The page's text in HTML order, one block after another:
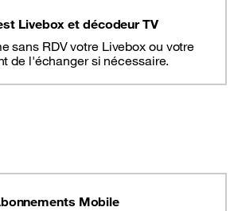
Livebox et décodeur TV
sans RDV votre Livebox ou votre
de l'échanger si nécessaire.
Mobile